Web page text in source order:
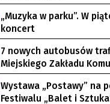
„Muzyka w parku”. W
koncert
7 nowych autobusów
Miejskiego Zakładu
Wystawa „Postawy” na
Festiwalu „Balet i